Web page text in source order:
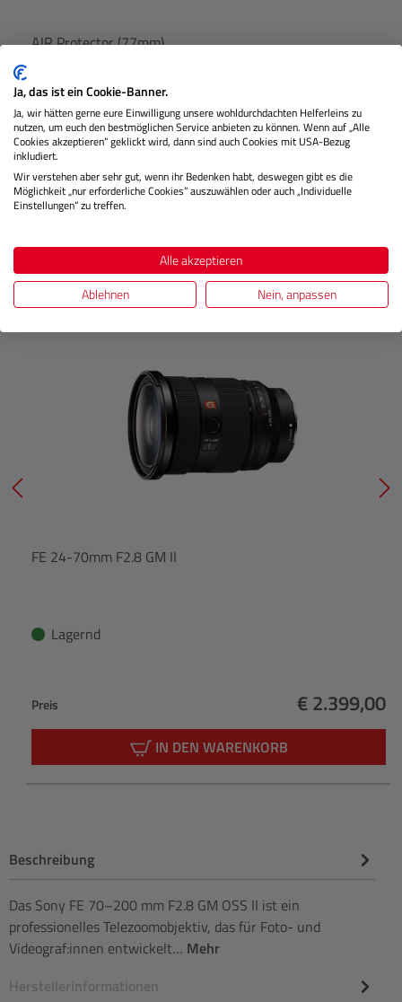
AIR Protector (77mm)
Lagernd
Preis € 64,99
Produktgalerie überspringen
Kunden kauften auch
FE 24-70mm F2.8 GM II
Lagernd
Preis
Regulärer
€ 2.399,00
IN DEN WARENKORB
Beschreibung
Das Sony FE 70–200 mm F2.8 GM OSS II ist ein
professionelles Telezoomobjektiv, das für Foto- und
Videograf:innen entwickelt… Mehr
Herstellerinformationen
Ja, das ist ein Cookie-Banner.
Ja, wir hätten gerne eure Einwilligung unsere wohldurchdachten Helferleins zu
nutzen, um euch den bestmöglichen Service anbieten zu können. Wenn auf „Alle
Cookies akzeptieren“ geklickt wird, dann sind auch Cookies mit USA-Bezug
inkludiert.
Wir verstehen aber sehr gut, wenn ihr Bedenken habt, deswegen gibt es die
Möglichkeit „nur erforderliche Cookies“ auszuwählen oder auch „Individuelle
Einstellungen“ zu treffen.
Alle akzeptieren
Ablehnen
Nein, anpassen